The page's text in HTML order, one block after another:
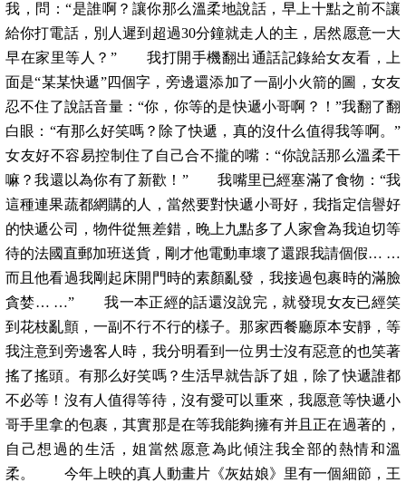
我，問：“是誰啊？讓你那么溫柔地說話，早上十點之前不讓
給你打電話，別人遲到超過30分鐘就走人的主，居然愿意一大
早在家里等人？” 我打開手機翻出通話記錄給女友看，上
面是“某某快遞”四個字，旁邊還添加了一副小火箭的圖，女友
忍不住了說話音量：“你，你等的是快遞小哥啊？！”我翻了翻
白眼：“有那么好笑嗎？除了快遞，真的沒什么值得我等啊。”
女友好不容易控制住了自己合不攏的嘴：“你說話那么溫柔干
嘛？我還以為你有了新歡！” 我嘴里已經塞滿了食物：“我
這種連果蔬都網購的人，當然要對快遞小哥好，我指定信譽好
的快遞公司，物件從無差錯，晚上九點多了人家會為我迫切等
待的法國直郵加班送貨，剛才他電動車壞了還跟我請個假… …
而且他看過我剛起床開門時的素顏亂發，我接過包裹時的滿臉
貪婪… …” 我一本正經的話還沒說完，就發現女友已經笑
到花枝亂顫，一副不行不行的樣子。那家西餐廳原本安靜，等
我注意到旁邊客人時，我分明看到一位男士沒有惡意的也笑著
搖了搖頭。有那么好笑嗎？生活早就告訴了姐，除了快遞誰都
不必等！沒有人值得等待，沒有愛可以重來，我愿意等快遞小
哥手里拿的包裹，其實那是在等我能夠擁有并且正在過著的，
自己想過的生活，姐當然愿意為此傾注我全部的熱情和溫
柔。 今年上映的真人動畫片《灰姑娘》里有一個細節，王